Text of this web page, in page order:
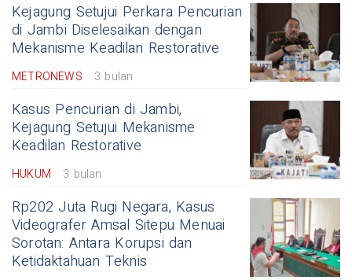
Kejagung Setujui Perkara Pencurian
di Jambi Diselesaikan dengan
Mekanisme Keadilan Restorative
METRONEWS 3 bulan
Kasus Pencurian di Jambi,
Kejagung Setujui Mekanisme
Keadilan Restorative
HUKUM 3 bulan
Rp202 Juta Rugi Negara, Kasus
Videografer Amsal Sitepu Menuai
Sorotan: Antara Korupsi dan
Ketidaktahuan Teknis